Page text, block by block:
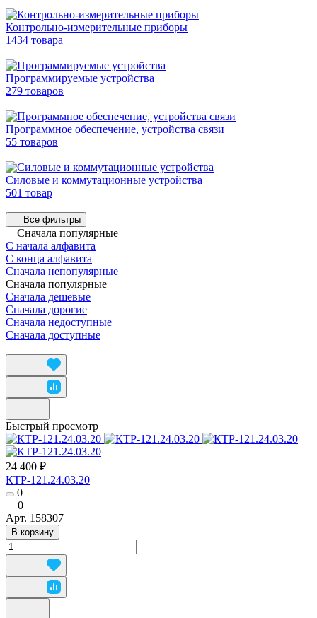
Контрольно-измерительные приборы
1434 товара
Программируемые устройства
279 товаров
Программное обеспечение, устройства связи
55 товаров
Силовые и коммутационные устройства
501 товар
Все фильтры
Сначала популярные
С начала алфавита
С конца алфавита
Сначала непопулярные
Сначала популярные
Сначала дешевые
Сначала дорогие
Сначала недоступные
Сначала доступные
Быстрый просмотр
24 400 ₽
КТР-121.24.03.20
0
0
Арт. 158307
В корзину